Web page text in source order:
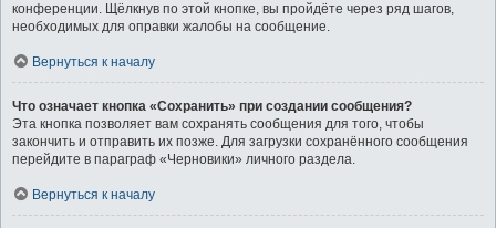
конференции. Щёлкнув по этой кнопке, вы пройдёте через ряд шагов,
необходимых для оправки жалобы на сообщение.
Вернуться к началу
Что означает кнопка «Сохранить» при создании сообщения?
Эта кнопка позволяет вам сохранять сообщения для того, чтобы
закончить и отправить их позже. Для загрузки сохранённого сообщения
перейдите в параграф «Черновики» личного раздела.
Вернуться к началу